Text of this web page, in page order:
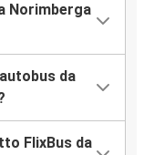
Norimberga
da
FlixBus da